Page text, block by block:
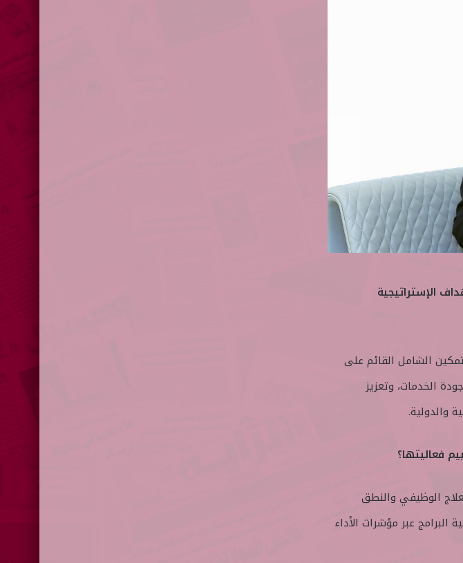
الإستراتيجية
الشامل القائم على
الخدمات، وتعزيز
والدولية.
فعاليتها؟
الوظيفي والنطق
عبر مؤشرات الأداء